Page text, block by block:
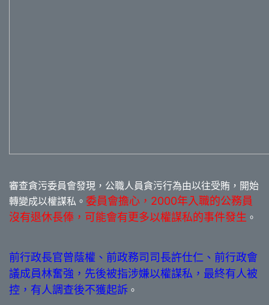
審查貪污委員會發現，公職人員貪污行為由以往受賄，開始
轉變成以權謀私。 委員會擔心，2000年入職的公務員
沒有退休長俸，可能會有更多以權謀私的事件發生 。
前行政長官曾蔭權、前政務司司長許仕仁、前行政會
議成員林奮強，先後被指涉嫌以權謀私，最終有人被
控，有人調查後不獲起訴 。